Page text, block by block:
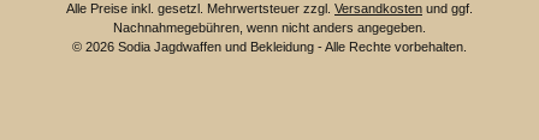
Alle Preise inkl. gesetzl. Mehrwertsteuer zzgl. Versandkosten und ggf.
Nachnahmegebühren, wenn nicht anders angegeben.
© 2026 Sodia Jagdwaffen und Bekleidung - Alle Rechte vorbehalten.